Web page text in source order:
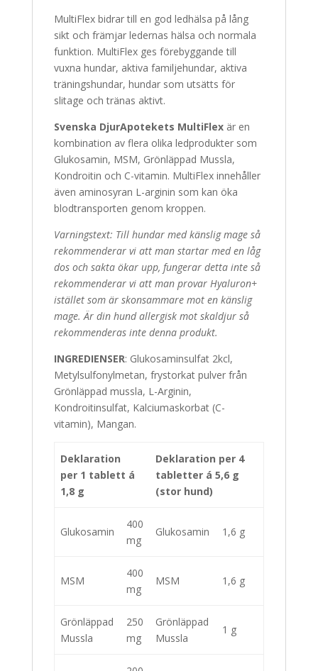
MultiFlex bidrar till en god ledhälsa på lång
sikt och främjar ledernas hälsa och normala
funktion. MultiFlex ges förebyggande till
vuxna hundar, aktiva familjehundar, aktiva
träningshundar, hundar som utsätts för
slitage och tränas aktivt.
Svenska DjurApotekets MultiFlex är en
kombination av flera olika ledprodukter som
Glukosamin, MSM, Grönläppad Mussla,
Kondroitin och C-vitamin. MultiFlex innehåller
även aminosyran L-arginin som kan öka
blodtransporten genom kroppen.
Varningstext: Till hundar med känslig mage så
rekommenderar vi att man startar med en låg
dos och sakta ökar upp, fungerar detta inte så
rekommenderar vi att man provar Hyaluron+
istället som är skonsammare mot en känslig
mage.Är din hund allergisk mot skaldjur så
rekommenderas inte denna produkt.
INGREDIENSER: Glukosaminsulfat 2kcl,
Metylsulfonylmetan, frystorkat pulver från
Grönläppad mussla, L-Arginin,
Kondroitinsulfat, Kalciumaskorbat (C-
vitamin), Mangan.
Deklaration
per 1 tablett á
1,8 g
Deklaration per 4
tabletter á 5,6 g
(stor hund)
Glukosamin
400
mg
Glukosamin 1,6 g
MSM
400
mg
MSM 1,6 g
Grönläppad
Mussla
250
mg
Grönläppad
Mussla
1 g